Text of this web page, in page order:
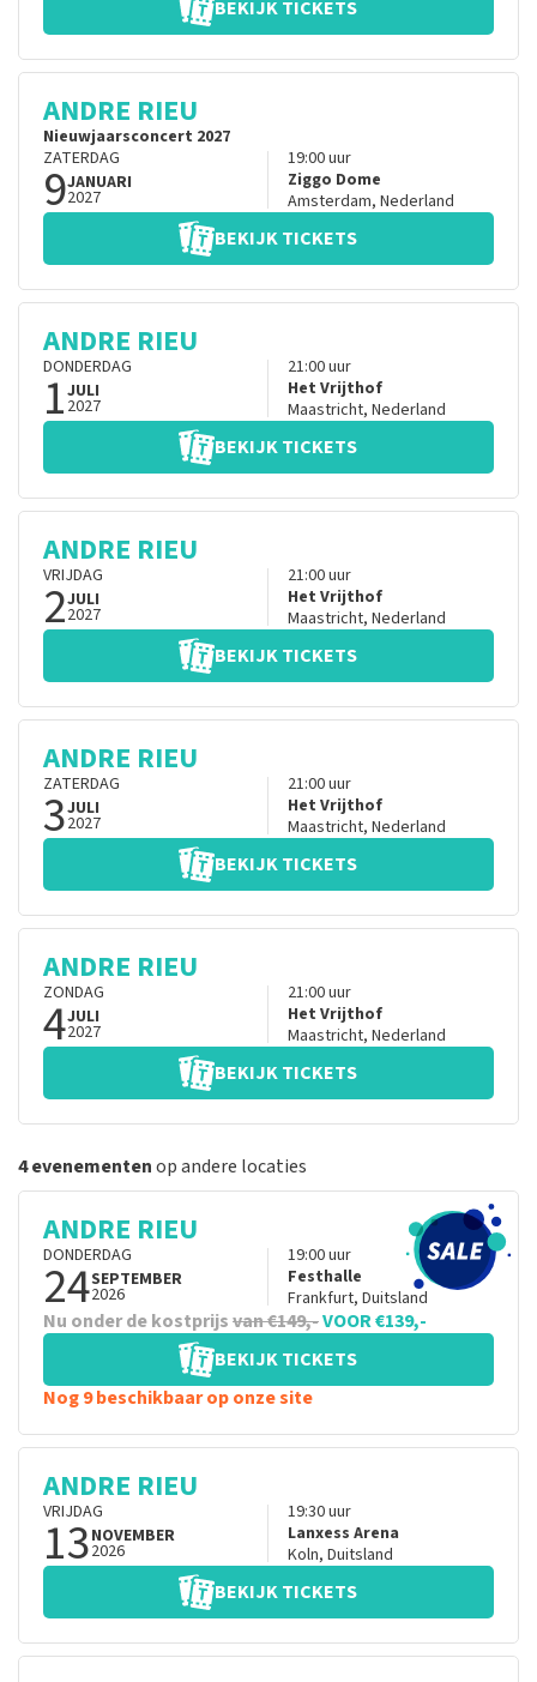
BEKIJK TICKETS
ANDRE RIEU
Nieuwjaarsconcert 2027
ZATERDAG
9JANUARI
2027
19:00uur
Ziggo Dome
Amsterdam, Nederland
BEKIJK TICKETS
ANDRE RIEU
DONDERDAG
1JULI
2027
21:00uur
Het Vrijthof
Maastricht, Nederland
BEKIJK TICKETS
ANDRE RIEU
VRIJDAG
2JULI
2027
21:00uur
Het Vrijthof
Maastricht, Nederland
BEKIJK TICKETS
ANDRE RIEU
ZATERDAG
3JULI
2027
21:00uur
Het Vrijthof
Maastricht, Nederland
BEKIJK TICKETS
ANDRE RIEU
ZONDAG
4JULI
2027
21:00uur
Het Vrijthof
Maastricht, Nederland
BEKIJK TICKETS
4 evenementenop andere locaties
ANDRE RIEU
DONDERDAG
24SEPTEMBER
2026
19:00uur
Festhalle
Frankfurt, Duitsland
Nu onder de kostprijsvan €149,-VOOR €139,-
BEKIJK TICKETS
Nog 9 beschikbaar op onze site
ANDRE RIEU
VRIJDAG
13NOVEMBER
2026
19:30uur
Lanxess Arena
Koln, Duitsland
BEKIJK TICKETS